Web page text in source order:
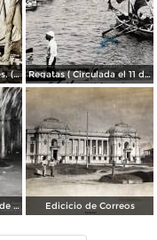
Malecon de pescadores. ( Circulada el 12 de Agosto de 1911 ). Regatas ( Circulada el 11 de Abril de 1926 ).
Calabozo de San Juan de Ulua. Edicicio de Correos